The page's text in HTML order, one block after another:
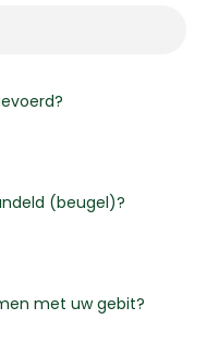
(beugel)?
met uw gebit?